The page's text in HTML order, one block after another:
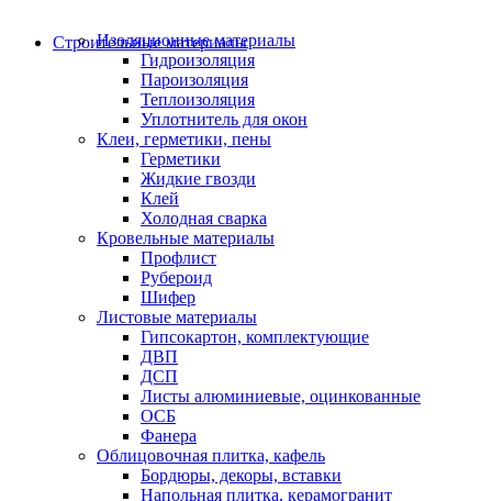
Строительные материалы
Изоляционные материалы
Гидроизоляция
Пароизоляция
Теплоизоляция
Уплотнитель для окон
Клеи, герметики, пены
Герметики
Жидкие гвозди
Клей
Холодная сварка
Кровельные материалы
Профлист
Рубероид
Шифер
Листовые материалы
Гипсокартон, комплектующие
ДВП
ДСП
Листы алюминиевые, оцинкованные
ОСБ
Фанера
Облицовочная плитка, кафель
Бордюры, декоры, вставки
Напольная плитка, керамогранит